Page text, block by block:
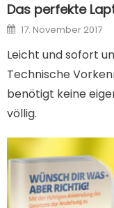
Das perfekte
Posted on
17. November 2017
Leicht und sofort
Technische
benötigt keine
völlig.